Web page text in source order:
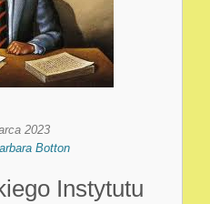
2023
Botton
Instytutu